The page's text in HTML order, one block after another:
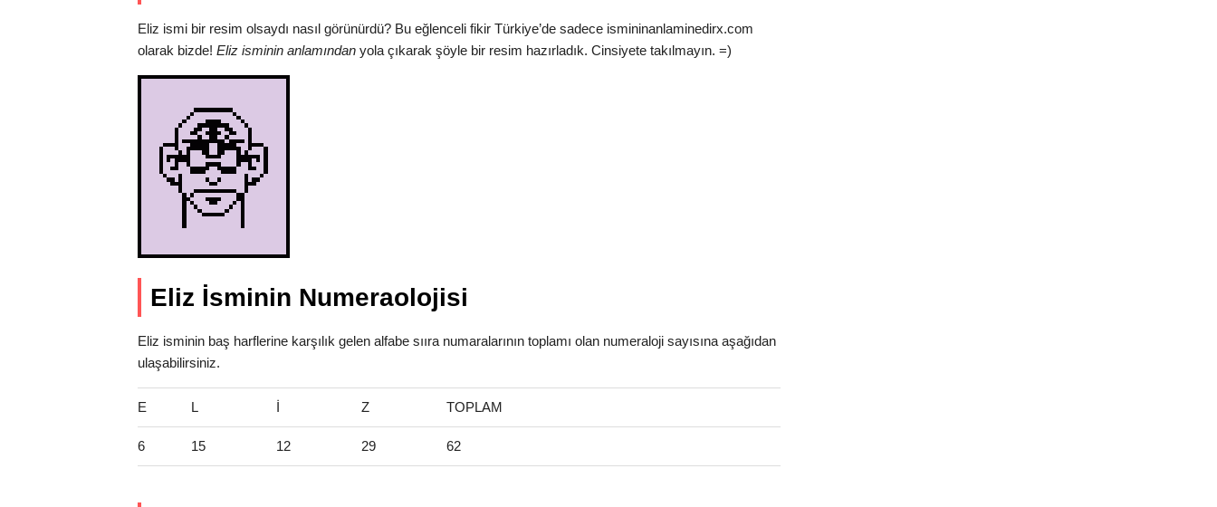
Eliz ismi bir resim olsaydı nasıl görünürdü? Bu eğlenceli fikir Türkiye’de sadece ismininanlaminedirx.com
olarak bizde! Eliz isminin anlamından yola çıkarak şöyle bir resim hazırladık. Cinsiyete takılmayın. =)
Eliz İsminin Numeraolojisi
Eliz isminin baş harflerine karşılık gelen alfabe sııra numaralarının toplamı olan numeraloji sayısına aşağıdan
ulaşabilirsiniz.
E L İ Z TOPLAM
6 15 12 29 62